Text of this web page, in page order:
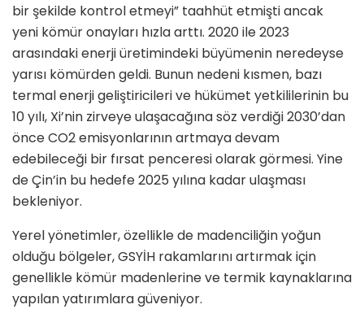
bir şekilde kontrol etmeyi” taahhüt etmişti ancak
yeni kömür onayları hızla arttı. 2020 ile 2023
arasındaki enerji üretimindeki büyümenin neredeyse
yarısı kömürden geldi. Bunun nedeni kısmen, bazı
termal enerji geliştiricileri ve hükümet yetkililerinin bu
10 yılı, Xi’nin zirveye ulaşacağına söz verdiği 2030’dan
önce CO2 emisyonlarının artmaya devam
edebileceği bir fırsat penceresi olarak görmesi. Yine
de Çin’in bu hedefe 2025 yılına kadar ulaşması
bekleniyor.
Yerel yönetimler, özellikle de madenciliğin yoğun
olduğu bölgeler, GSYİH rakamlarını artırmak için
genellikle kömür madenlerine ve termik kaynaklarına
yapılan yatırımlara güveniyor.